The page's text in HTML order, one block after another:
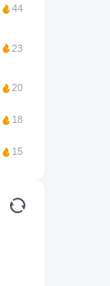
44
23
20
18
15